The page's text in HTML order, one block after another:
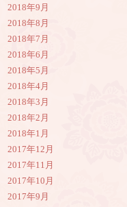
2018年9月
2018年8月
2018年7月
2018年6月
2018年5月
2018年4月
2018年3月
2018年2月
2018年1月
2017年12月
2017年11月
2017年10月
2017年9月